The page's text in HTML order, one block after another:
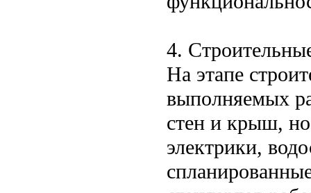
4.
На этапе
выполняемых
стен и крыш,
электрики,